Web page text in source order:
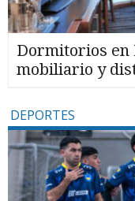
Dormitorios en
mobiliario y
DEPORTES